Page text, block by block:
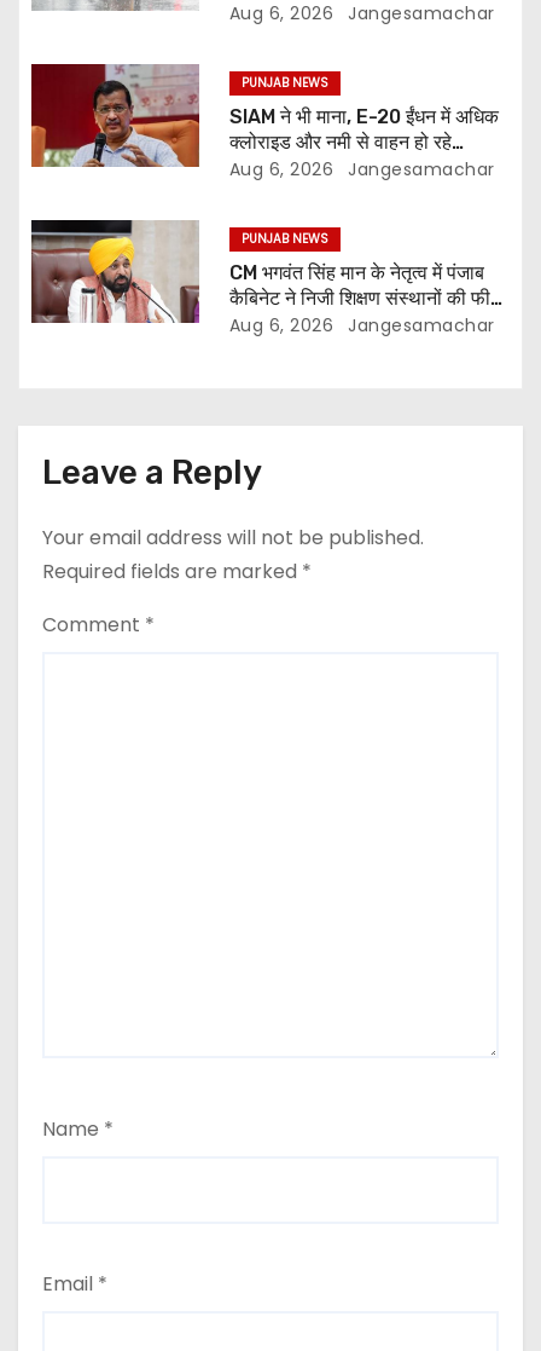
Aug 6, 2026 Jangesamachar
PUNJAB NEWS
SIAM ने भी माना, E-20 ईंधन में अधिक
क्लोराइड और नमी से वाहन हो रहे
प्रभावित: अरविंद केजरीवाल
Aug 6, 2026 Jangesamachar
PUNJAB NEWS
CM भगवंत सिंह मान के नेतृत्व में पंजाब
कैबिनेट ने निजी शिक्षण संस्थानों की फीस
नियमन (संशोधन) विधेयक-2026 को
Aug 6, 2026 Jangesamachar
Leave a Reply
Your email address will not be published.
Required fields are marked *
Comment *
Name *
Email *